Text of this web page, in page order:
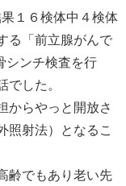
１６検体中４検体
る「前立腺がんで
シンチ検査を行
でした。
からやっと開放さ
照射法）となるこ
齢でもあり老い先